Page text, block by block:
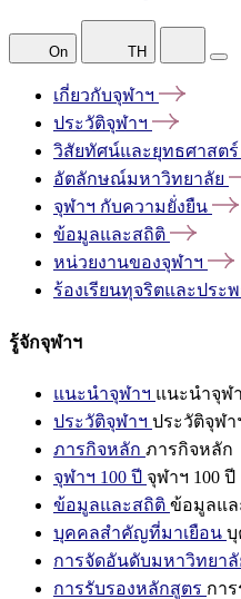
On TH
เกี่ยวกับจุฬาฯ
ประวัติจุฬาฯ
วิสัยทัศน์และยุทธศาสตร์
อัตลักษณ์มหาวิทยาลัย
จุฬาฯ กับความยั่งยืน
ข้อมูลและสถิติ
หน่วยงานของจุฬาฯ
ร้องเรียนทุจริตและประ
รู้จักจุฬาฯ
แนะนำจุฬาฯ แนะนำจุฬ
ประวัติจุฬาฯ ประวัติจุฬา
ภารกิจหลัก ภารกิจหลัก
จุฬาฯ 100 ปี จุฬาฯ 100 ปี
ข้อมูลและสถิติ ข้อมูลแ
บุคคลสำคัญที่มาเยือน บุ
การจัดอันดับมหาวิทยาลั
การรับรองหลักสูตร กา